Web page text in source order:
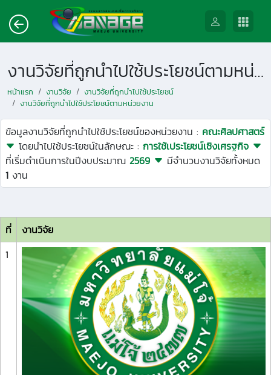
งานวิจัยที่ถูกนำไปใช้ประโยชน์ตามหน่วยงาน
หน้าแรก งานวิจัย
งานวิจัยที่ถูกนำไปใช้ประโยชน์
งานวิจัยที่ถูกนำไปใช้ประโยชน์ตามหน่วยงาน
ข้อมูลงานวิจัยที่ถูกนำไปใช้ประโยชน์ของหน่วยงาน : คณะศิลปศาสตร์
โดยนำไปใช้ประโยชน์ในลักษณะ : การใช้เประโยชน์เชิงเศรฐกิจ
ที่เริ่มดำเนินการในปีงบประมาณ 2569
มีจำนวนงานวิจัยทั้งหมด
1 งาน
ที่
งานวิจัย
1